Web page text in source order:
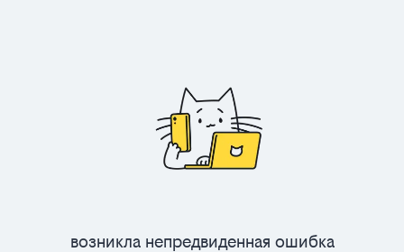
Возникла непредвиденная ошибка